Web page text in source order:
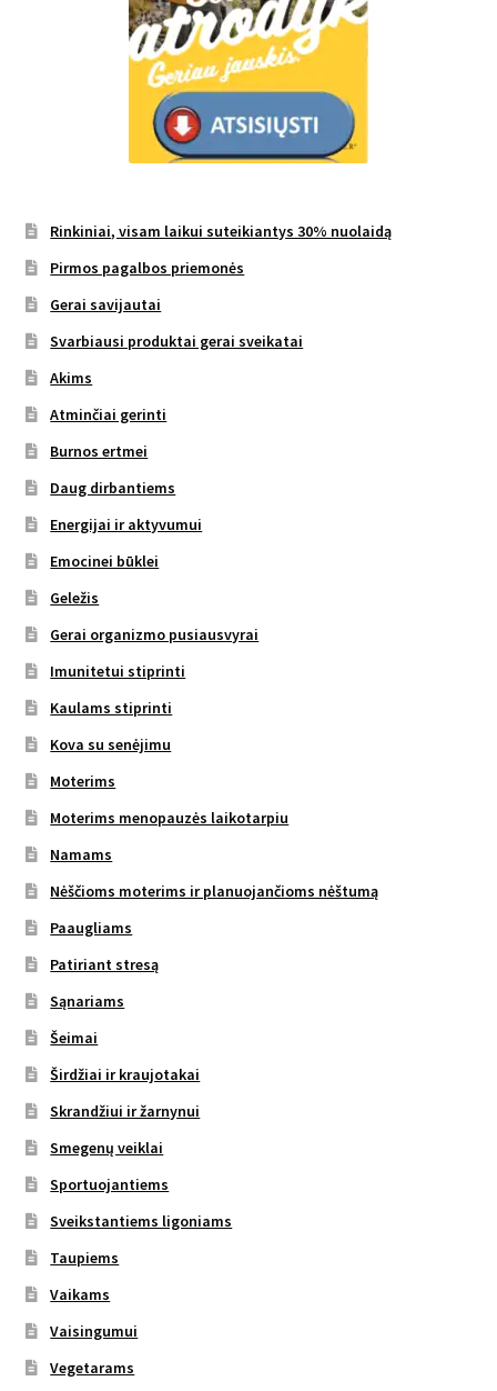
Rinkiniai, visam laikui suteikiantys 30% nuolaidą
Pirmos pagalbos priemonės
Gerai savijautai
Svarbiausi produktai gerai sveikatai
Akims
Atminčiai gerinti
Burnos ertmei
Daug dirbantiems
Energijai ir aktyvumui
Emocinei būklei
Geležis
Gerai organizmo pusiausvyrai
Imunitetui stiprinti
Kaulams stiprinti
Kova su senėjimu
Moterims
Moterims menopauzės laikotarpiu
Namams
Nėščioms moterims ir planuojančioms nėštumą
Paaugliams
Patiriant stresą
Sąnariams
Šeimai
Širdžiai ir kraujotakai
Skrandžiui ir žarnynui
Smegenų veiklai
Sportuojantiems
Sveikstantiems ligoniams
Taupiems
Vaikams
Vaisingumui
Vegetarams